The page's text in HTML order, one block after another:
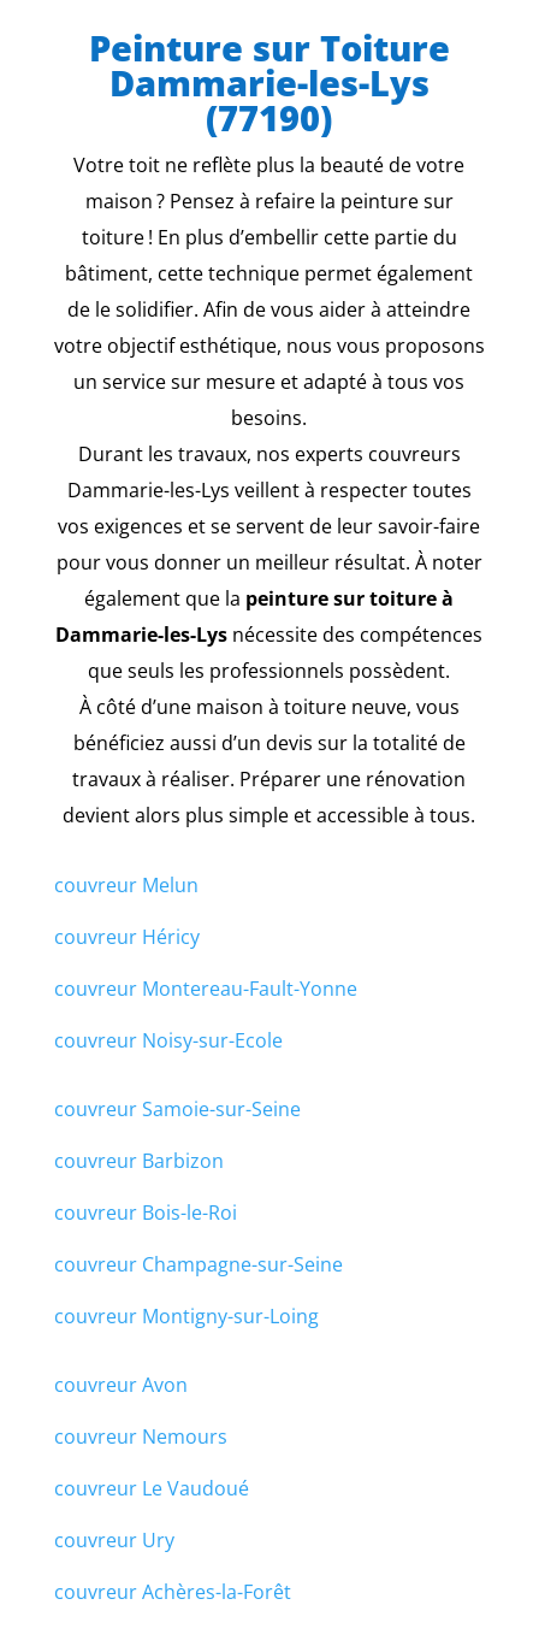
Peinture sur Toiture
Dammarie-les-Lys
(77190)
Votre toit ne reflète plus la beauté de votre
maison ? Pensez à refaire la peinture sur
toiture ! En plus d’embellir cette partie du
bâtiment, cette technique permet également
de le solidifier. Afin de vous aider à atteindre
votre objectif esthétique, nous vous proposons
un service sur mesure et adapté à tous vos
besoins.
Durant les travaux, nos experts couvreurs
Dammarie-les-Lys veillent à respecter toutes
vos exigences et se servent de leur savoir-faire
pour vous donner un meilleur résultat. À noter
également que la peinture sur toiture à
Dammarie-les-Lys nécessite des compétences
que seuls les professionnels possèdent.
À côté d’une maison à toiture neuve, vous
bénéficiez aussi d’un devis sur la totalité de
travaux à réaliser. Préparer une rénovation
devient alors plus simple et accessible à tous.
couvreur Melun
couvreur Héricy
couvreur Montereau-Fault-Yonne
couvreur Noisy-sur-Ecole
couvreur Samoie-sur-Seine
couvreur Barbizon
couvreur Bois-le-Roi
couvreur Champagne-sur-Seine
couvreur Montigny-sur-Loing
couvreur Avon
couvreur Nemours
couvreur Le Vaudoué
couvreur Ury
couvreur Achères-la-Forêt